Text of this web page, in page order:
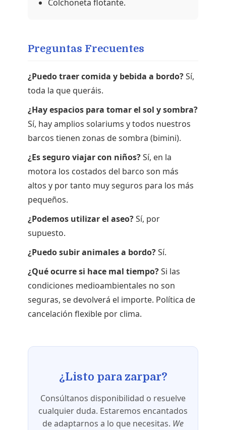
Colchoneta flotante.
Preguntas Frecuentes
¿Puedo traer comida y bebida a bordo?Sí,
toda la que queráis.
¿Hay espacios para tomar el sol y sombra?
Sí, hay amplios solariums y todos nuestros
barcos tienen zonas de sombra (bimini).
¿Es seguro viajar con niños?Sí, en la
motora los costados del barco son más
altos y por tanto muy seguros para los más
pequeños.
¿Podemos utilizar el aseo?Sí, por
supuesto.
¿Puedo subir animales a bordo?Sí.
¿Qué ocurre si hace mal tiempo?Si las
condiciones medioambientales no son
seguras, se devolverá el importe. Política de
cancelación flexible por clima.
¿Listo para zarpar?
Consúltanos disponibilidad o resuelve
cualquier duda. Estaremos encantados
de adaptarnos a lo que necesitas. We